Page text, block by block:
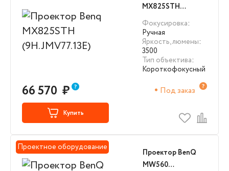
MX825STH
(9H.JMV77.13E)
Фокусировка:
Ручная
Яркость, люмены:
3500
Тип объектива:
Короткофокусный
66 570 ₽ Под заказ
Купить
Проектное оборудование
Проектор BenQ
MW560